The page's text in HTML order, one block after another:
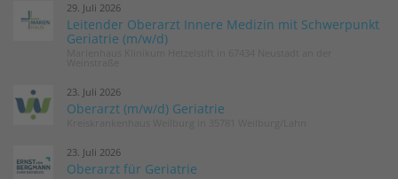
29. Juli 2026
Leitender Oberarzt Innere Medizin mit Schwerpunkt
Geriatrie (m/w/d)
23. Juli 2026
Oberarzt (m/w/d) Geriatrie
23. Juli 2026
Oberarzt für Geriatrie